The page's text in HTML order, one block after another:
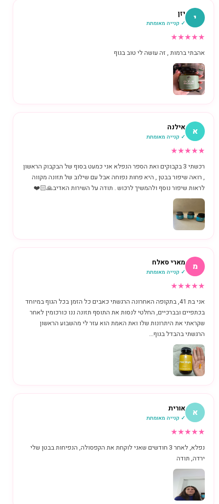
י יזן
✓ קנייה מאומתת
★
★
★
★
★
אהבתי ברמות , זה עושה לי טוב בגוף
א אילנה
✓ קנייה מאומתת
★
★
★
★
★
רכשתי 3 בקבוקים ואת הספר הנפלא אני כמעט בסוף של הבקבוק הראשון
, רואה שיפור בבטן , היא פחות נפוחה אבל עם שילוב של תזונה מקווה
לראות שיפור נוסף ולהמשיך לרכוש . תודה על השירות האדיב🙏🏻❤️
מ מארי סאלח
✓ קנייה מאומתת
★
★
★
★
★
אני בת 41, בתקופה האחרונה הרגשתי כאבים כל הזמן בכל הגוף במיוחד
בכתפיים ובברכיים, החלטי לנסות את התוסף תזונה ננו כורכומין לאחר
שקראתי את היתרונות שלו ואת האמת הוא עזר לי מהשבוע הראשון
הרגשתי בהבדל בגוף...
א אורית
✓ קנייה מאומתת
★
★
★
★
★
נפלא, לאחר 3 חודשים שאני לוקחת את הקפסולה, הנפיחות בבטן שלי
ירדה, תודה